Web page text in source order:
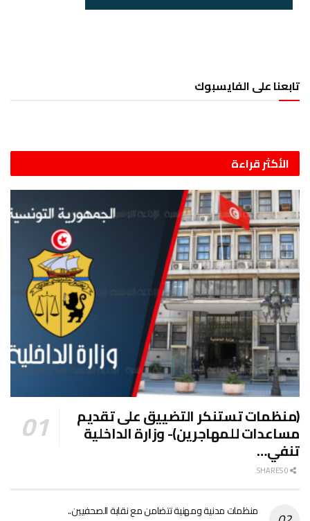
تابعنا على الفايسبوك
الأكثر قراءة
(منظمات تستنكر التضييق على تقديم
مساعدات للمهاجرين)- وزارة الداخلية
تنفي…
منظمات مدنية ومهنية تتضامن مع نقابة الصحفيين..